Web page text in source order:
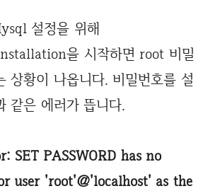
설정을 위해
을 시작하면 root 비밀
상황이 나옵니다. 비밀번호를 설
같은 에러가 뜹니다.
SET PASSWORD has no
user 'root'@'localhost' as the